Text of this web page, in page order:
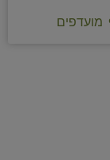
מועדפים